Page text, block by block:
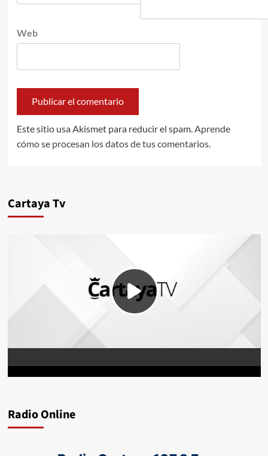
Web
Este sitio usa Akismet para reducir el spam. Aprende
cómo se procesan los datos de tus comentarios.
Cartaya Tv
Radio Online